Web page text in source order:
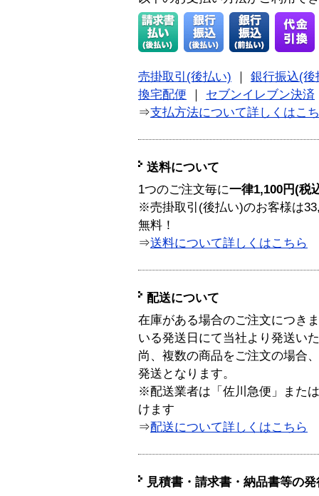
売掛取引(後払い) ｜ 銀行振込(後
換宅配便 ｜ セブンイレブン決済
⇒支払方法について詳しくはこ
送料について
1つのご注文毎に一律1,100円(税
※売掛取引(後払い)のお客様は
無料！
⇒送料について詳しくはこちら
配送について
在庫がある場合のご注文につき
いる発送日にて当社より発送い
尚、複数の商品をご注文の場合
発送となります。
※配送業者は「佐川急便」また
けます
⇒配送について詳しくはこちら
見積書・請求書・納品書等の